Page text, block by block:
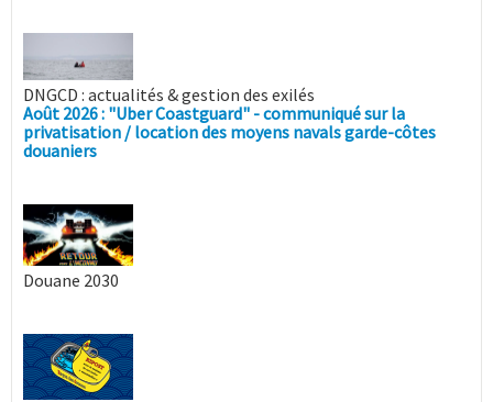
DNGCD : actualités & gestion des exilés
Août 2026 : "Uber Coastguard" - communiqué sur la
privatisation / location des moyens navals garde-côtes
douaniers
Douane 2030